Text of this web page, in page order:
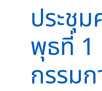
ประชุ
พุธที่ 1
กรรม